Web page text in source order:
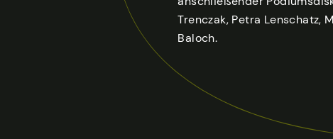
Trenczak, Petra Lenschatz,
Baloch.